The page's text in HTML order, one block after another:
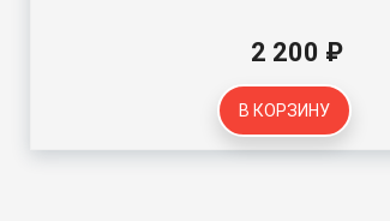
2 200 ₽
В КОРЗИНУ